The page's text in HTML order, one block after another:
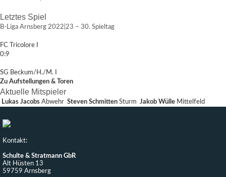
Letztes Spiel
B-Liga Arnsberg 2022|23 – 30. Spieltag
FC Tricolore I
0:9
SG Beckum/H./M. I
Zu Aufstellungen & Toren
Aktuelle Mitspieler
Lukas Jacobs Abwehr Steven Schmitten Sturm Jakob Wülle Mittelfeld
Kontakt:
Schulte & Stratmann GbR
Alt Hüsten 13
59759 Arnsberg